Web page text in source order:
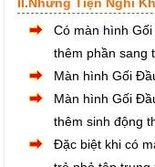
Có màn hình
thêm phần sang
Màn hình Gối
Màn hình Gối
thêm sinh động
Đặc biệt khi có